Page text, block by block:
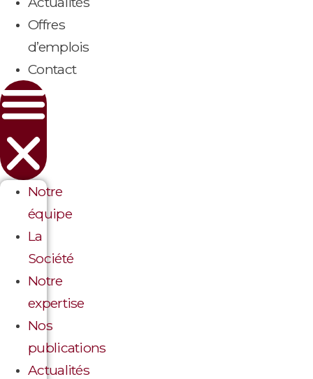
Offres
d’emplois
Contact
Notre
équipe
La
Société
Notre
expertise
Nos
publications
Actualités